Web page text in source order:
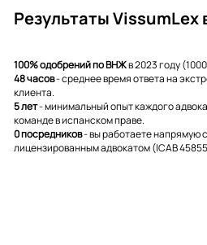
Результаты VissumLex
100% одобрений по ВНЖв 2023 году
48 часов- среднее время ответа на
клиента.
5 лет- минимальный опыт каждого
команде в испанском праве.
0 посредников- вы работаете напрямую с
лицензированным адвокатом (ICAB